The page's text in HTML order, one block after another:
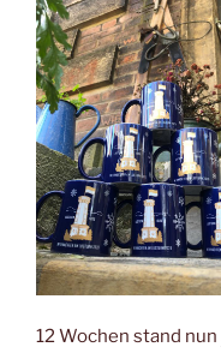
12 Wochen stand nun